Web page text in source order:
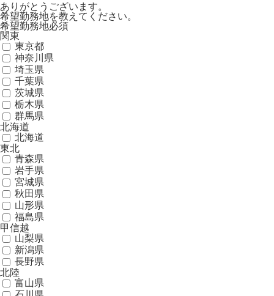
ありがとうございます。
希望勤務地を教えてください。
希望勤務地必須
関東
東京都
神奈川県
埼玉県
千葉県
茨城県
栃木県
群馬県
北海道
北海道
東北
青森県
岩手県
宮城県
秋田県
山形県
福島県
甲信越
山梨県
新潟県
長野県
北陸
富山県